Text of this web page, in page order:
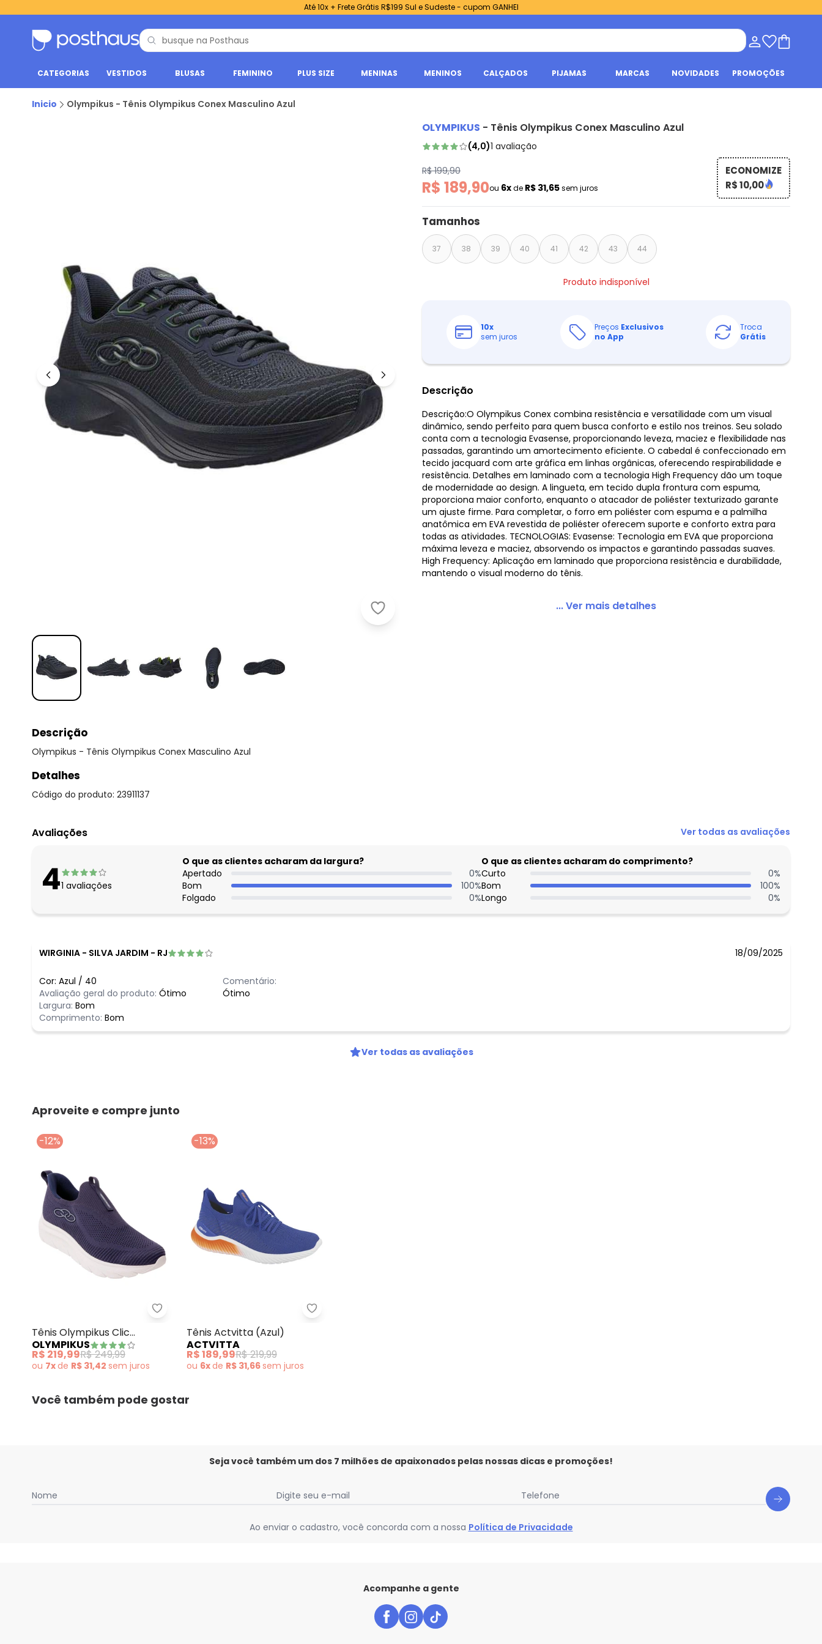
Até 10x + Frete Grátis R$199 Sul e Sudeste - cupom GANHEI
CATEGORIAS VESTIDOS BLUSAS FEMININO PLUS SIZE MENINAS MENINOS CALÇADOS PIJAMAS MARCAS NOVIDADES PROMOÇÕES
Inicio Olympikus - Tênis Olympikus Conex Masculino Azul
Olympikus - Tênis Olympikus Conex Masculino Azul
OLYMPIKUS - Tênis Olympikus Conex Masculino Azul
(4,0)1 avaliação
R$ 199,90
R$ 189,90ou 6xde R$ 31,65sem juros
ECONOMIZE
R$ 10,00
Tamanhos
37 38 39 40 41 42 43 44
Produto indisponível
10x
sem juros
Preços Exclusivos
no App
Troca
Grátis
Descrição
Descrição:O Olympikus Conex combina resistência e versatilidade com um visual
dinâmico, sendo perfeito para quem busca conforto e estilo nos treinos. Seu solado
conta com a tecnologia Evasense, proporcionando leveza, maciez e flexibilidade nas
passadas, garantindo um amortecimento eficiente. O cabedal é confeccionado em
tecido jacquard com arte gráfica em linhas orgânicas, oferecendo respirabilidade e
resistência. Detalhes em laminado com a tecnologia High Frequency dão um toque
de modernidade ao design. A lingueta, em tecido dupla frontura com espuma,
proporciona maior conforto, enquanto o atacador de poliéster texturizado garante
um ajuste firme. Para completar, o forro em poliéster com espuma e a palmilha
anatômica em EVA revestida de poliéster oferecem suporte e conforto extra para
todas as atividades. TECNOLOGIAS: Evasense: Tecnologia em EVA que proporciona
máxima leveza e maciez, absorvendo os impactos e garantindo passadas suaves.
High Frequency: Aplicação em laminado que proporciona resistência e durabilidade,
mantendo o visual moderno do tênis.
... Ver mais detalhes
Descrição
Olympikus - Tênis Olympikus Conex Masculino Azul
Detalhes
Código do produto: 23911137
Avaliações Ver todas as avaliações
41 avaliações
O que as clientes acharam da largura?
Apertado
0%
Bom
100%
Folgado
0%
O que as clientes acharam do comprimento?
Curto
0%
Bom
100%
Longo
0%
WIRGINIA - SILVA JARDIM - RJ 18/09/2025
Cor: Azul / 40
Avaliação geral do produto: Ótimo
Largura: Bom
Comprimento: Bom
Comentário:
Ótimo
Ver todas as avaliações
Aproveite e compre junto
-12%
Tênis Olympikus Clic (Marinho)
Tênis Olympikus Clic
(Marinho)
OLYMPIKUS
R$ 219,99R$ 249,99
ou 7xde R$ 31,42 sem juros
-13%
Tênis Actvitta (Azul)
Tênis Actvitta (Azul)
ACTVITTA
R$ 189,99R$ 219,99
ou 6xde R$ 31,66sem juros
Você também pode gostar
Seja você também um dos 7 milhões de apaixonados pelas nossas dicas e promoções!
Nome Digite seu e-mail Telefone
Ao enviar o cadastro, você concorda com a nossa Política de Privacidade
Acompanhe a gente